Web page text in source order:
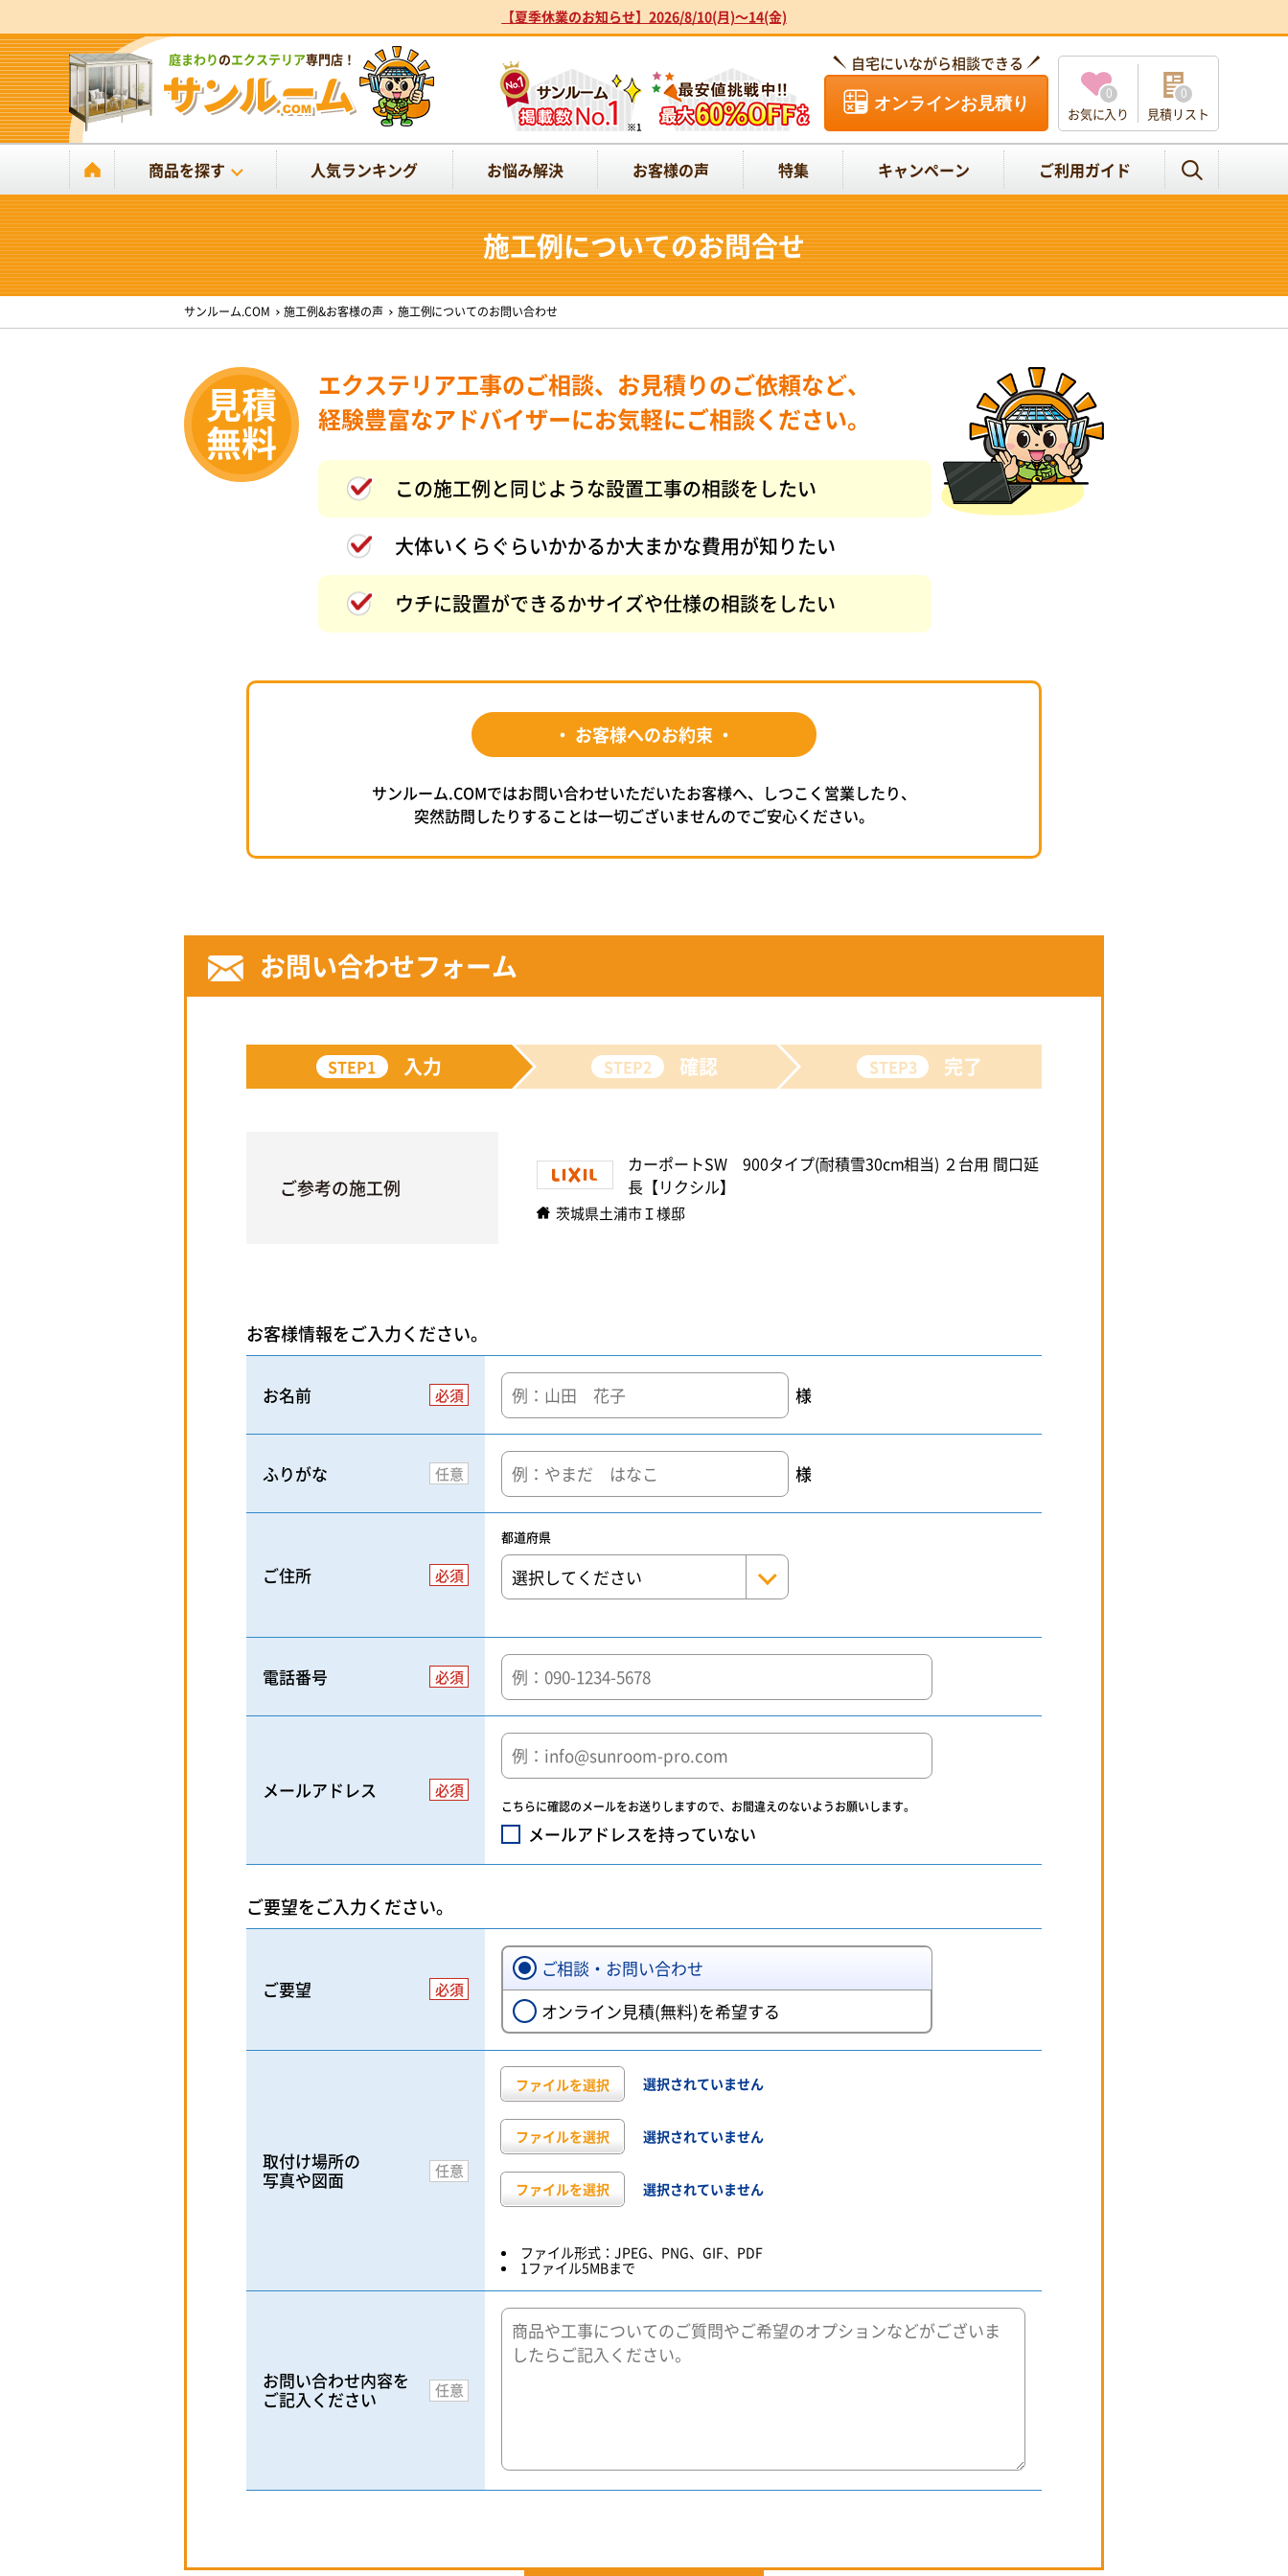
【夏季休業のお知らせ】2026/8/10(月)～14(金)
庭まわりのエクステリア専門店！ 自宅にいながら相談できる
オンラインお見積り
お気に入り
0
見積リスト
0
商品を探す 人気ランキング お悩み解決 お客様の声 特集 キャンペーン ご利用ガイド
施工例についてのお問合せ
サンルーム.COM 施工例&お客様の声 施工例についてのお問い合わせ
エクステリア工事のご相談、お見積りのご依頼など、
経験豊富なアドバイザーにお気軽にご相談ください。
この施工例と同じような設置工事の相談をしたい
大体いくらぐらいかかるか大まかな費用が知りたい
ウチに設置ができるかサイズや仕様の相談をしたい
・ お客様へのお約束 ・
サンルーム.COMではお問い合わせいただいたお客様へ、しつこく営業したり、
突然訪問したりすることは一切ございませんのでご安心ください。
お問い合わせフォーム
STEP1 入力 STEP2 確認 STEP3 完了
ご参考の施工例
カーポートSW 900タイプ(耐積雪30cm相当) ２台用 間口延
長【リクシル】
茨城県土浦市Ｉ様邸
お客様情報をご入力ください。
お名前 必須 様
ふりがな 任意 様
ご住所 必須
都道府県
電話番号 必須
メールアドレス 必須
こちらに確認のメールをお送りしますので、お間違えのないようお願いします。
メールアドレスを持っていない
ご要望をご入力ください。
ご要望 必須
ご相談・お問い合わせ
オンライン見積(無料)を希望する
取付け場所の
写真や図面
任意
ファイルを選択 選択されていません
ファイルを選択 選択されていません
ファイルを選択 選択されていません
ファイル形式：JPEG、PNG、GIF、PDF
1ファイル5MBまで
お問い合わせ内容を
ご記入ください
任意